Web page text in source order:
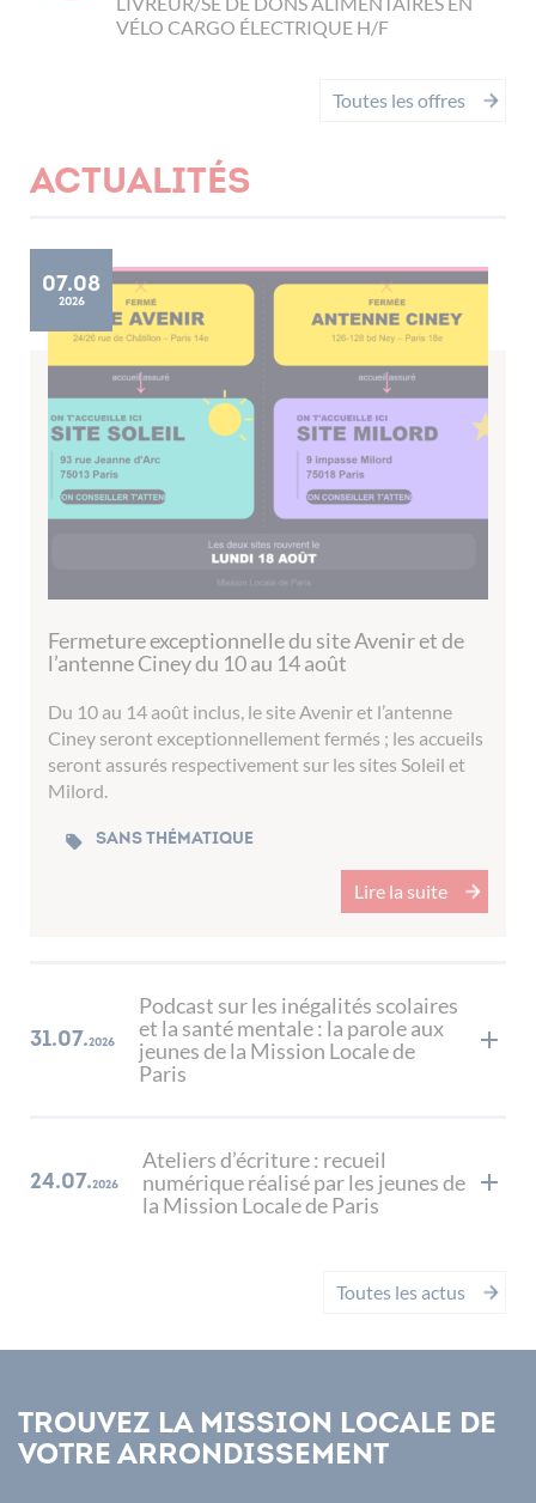
Actualités
07.08
2026
Fermeture exceptionnelle du site Avenir et de
l’antenne Ciney du 10 au 14 août
Du 10 au 14 août inclus, le site Avenir et l’antenne
Ciney seront exceptionnellement fermés ; les accueils
seront assurés respectivement sur les sites Soleil et
Milord.
Sans thématique
Lire la suite
31.07.2026
Podcast sur les inégalités scolaires
et la santé mentale : la parole aux
jeunes de la Mission Locale de
Paris
24.07.2026
Ateliers d’écriture : recueil
numérique réalisé par les jeunes de
la Mission Locale de Paris
Toutes les actus
VÉLO CARGO ÉLECTRIQUE H/F
Toutes les offres
Trouvez la Mission Locale de
votre arrondissement